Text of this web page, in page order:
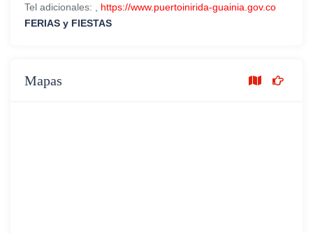
Tel adicionales: , https://www.puertoinirida-guainia.gov.co
FERIAS y FIESTAS
Mapas